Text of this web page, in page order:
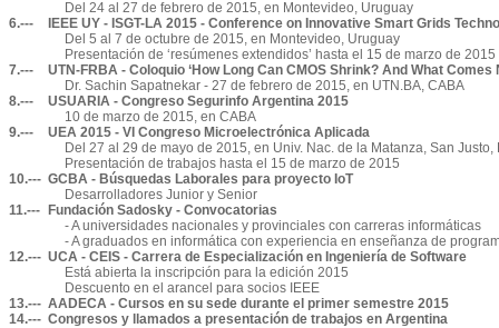
Del 24 al 27 de febrero de 2015, en Montevideo, Uruguay
6.---
IEEE UY - ISGT-LA 2015 - Conference on Innovative Smart Grids
Del 5 al 7 de octubre de 2015, en Montevideo, Uruguay
Presentación de ‘resúmenes extendidos’ hasta el 15 de marzo de 2015
7.---
UTN-FRBA - Coloquio ‘How Long Can CMOS Shrink? And What Comes
Dr. Sachin Sapatnekar - 27 de febrero de 2015, en UTN.BA, CABA
8.---
USUARIA - Congreso Segurinfo Argentina 2015
10 de marzo de 2015, en CABA
9.---
UEA 2015 - VI Congreso Microelectrónica Aplicada
Del 27 al 29 de mayo de 2015, en Univ. Nac. de la Matanza, San Justo,
Presentación de trabajos hasta el 15 de marzo de 2015
10.--- GCBA - Búsquedas Laborales para proyecto IoT
Desarrolladores Junior y Senior
11.---
Fundación Sadosky - Convocatorias
- A universidades nacionales y provinciales con carreras informáticas
- A graduados en informática con experiencia en enseñanza de
12.--- UCA - CEIS - Carrera de Especialización en Ingeniería de Software
Está abierta la inscripción para la edición 2015
Descuento en el arancel para socios IEEE
13.--- AADECA - Cursos en su sede durante el primer semestre 2015
14.--- Congresos y llamados a presentación de trabajos en Argentina